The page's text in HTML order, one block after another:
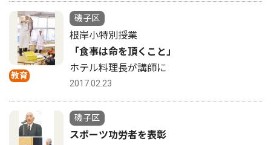
教育
磯子区
根岸小特別授業
「食事は命を頂くこと」
ホテル料理長が講師に
2017.02.23
磯子区
スポーツ功労者を表彰